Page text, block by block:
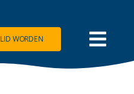
LID WORDEN